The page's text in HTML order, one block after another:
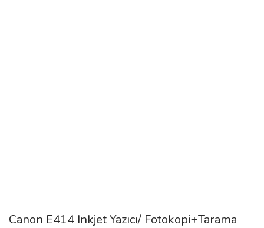
Canon E414 Inkjet Yazıcı/ Fotokopi+Tarama